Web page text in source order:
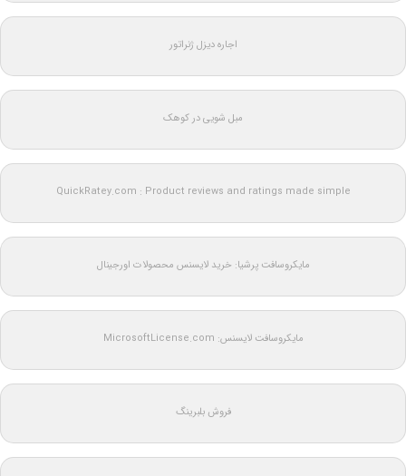
اجاره دیزل ژنراتور
مبل شویی در کوهک
QuickRatey.com : Product reviews and ratings made simple
مایکروسافت پرشیا: خرید لایسنس محصولات اورجینال
مایکروسافت لایسنس: MicrosoftLicense.com
فروش بلبرینگ